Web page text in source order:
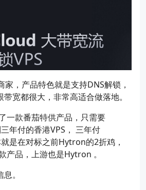
家，产品特色就是支持DNS解锁，
宽都很大，非常高适合做落地。
一款番茄特供产品，只需要
年付的香港VPS， 三年付
是在对标之前Hytron的2折鸡，
产品，上游也是Hytron 。
。